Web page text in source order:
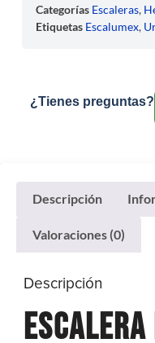
Categorías Escaleras,
Etiquetas Escalumex,
¿Tienes preguntas?
Descripción
Valoraciones (0)
Descripción
Escalera